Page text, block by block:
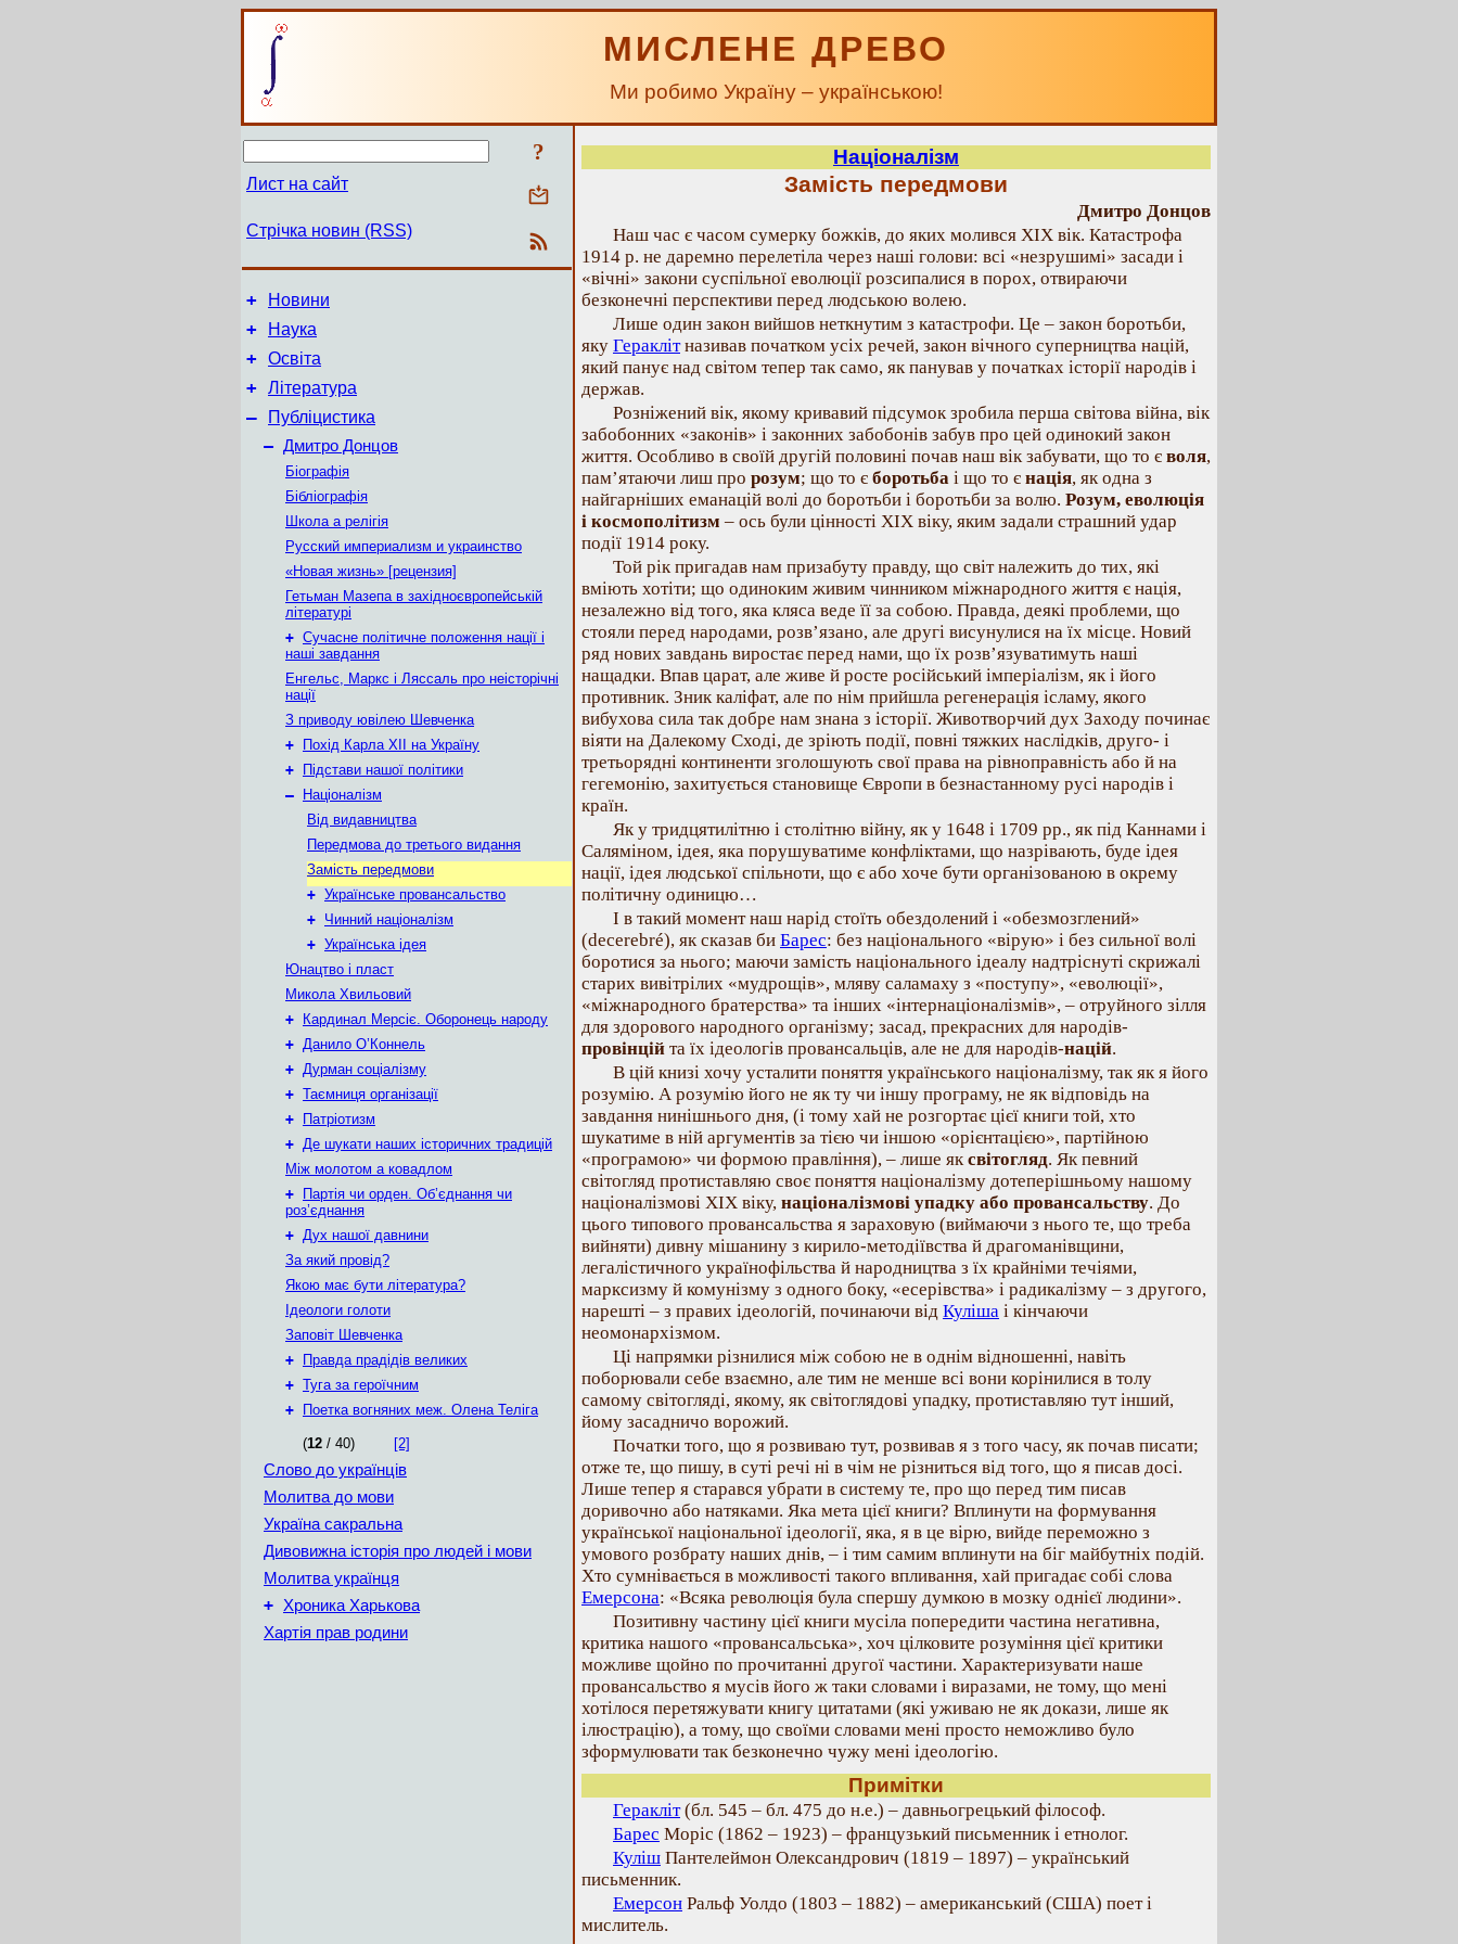
МИСЛЕНЕ ДРЕВО
Ми робимо Україну – українською!
?
Лист на сайт
Стрічка новин (RSS)
+ Новини
+ Наука
+ Освіта
+ Література
–
Публіцистика
– Дмитро Донцов
Біографія
Бібліографія
Школа а релігія
Русский империализм и украинство
«Новая жизнь» [рецензия]
Гетьман Мазепа в західноєвропейській
літературі
+ Сучасне політичне положення нації і
наші завдання
Енгельс, Маркс і Ляссаль про неісторічні
нації
З приводу ювілею Шевченка
+
Похід Карла ХII на Україну
+
Підстави нашої політики
–
Націоналізм
Від видавництва
Передмова до третього видання
Замість передмови
+ Українське провансальство
+ Чинний націоналізм
+ Українська ідея
Юнацтво і пласт
Микола Хвильовий
+
Кардинал Мерсіє. Оборонець народу
+ Данило О’Коннель
+ Дурман соціалізму
+ Таємниця організації
+
Патріотизм
+ Де шукати наших історичних традицій
Між молотом а ковадлом
+
Партія чи орден. Об’єднання чи
роз’єднання
+ Дух нашої давнини
За який провід?
Якою має бути література?
Ідеологи голоти
Заповіт Шевченка
+
Правда прадідів великих
+ Туга за героїчним
+
Поетка вогняних меж. Олена Теліга
(12 / 40) [2]
Слово до українців
Молитва до мови
Україна сакральна
Дивовижна історія про людей і мови
Молитва українця
+
Хроника Харькова
Хартія прав родини
Націоналізм
Замість передмови
Дмитро Донцов
Наш час є часом сумерку божків, до яких молився XIX вік. Катастрофа
1914 р. не даремно перелетіла через наші голови: всі «незрушимі» засади і
«вічні» закони суспільної еволюції розсипалися в порох, отвираючи
безконечні перспективи перед людською волею.
Лише один закон вийшов неткнутим з катастрофи. Це – закон боротьби,
яку Гераклітназивав початком усіх речей, закон вічного суперництва націй,
який панує над світом тепер так само, як панував у початках історії народів і
держав.
Розніжений вік, якому кривавий підсумок зробила перша світова війна, вік
забобонних «законів» і законних забобонів забув про цей одинокий закон
життя. Особливо в своїй другій половині почав наш вік забувати, що то є воля,
пам’ятаючи лиш про розум; що то є боротьба і що то є нація, як одна з
найгарніших еманацій волі до боротьби і боротьби за волю. Розум, еволюція
і космополітизм – ось були цінності XIX віку, яким задали страшний удар
події 1914 року.
Той рік пригадав нам призабуту правду, що світ належить до тих, які
вміють хотіти; що одиноким живим чинником міжнародного життя є нація,
незалежно від того, яка кляса веде її за собою. Правда, деякі проблеми, що
стояли перед народами, розв’язано, але другі висунулися на їх місце. Новий
ряд нових завдань виростає перед нами, що їх розв’язуватимуть наші
нащадки. Впав царат, але живе й росте російський імперіалізм, як і його
противник. Зник каліфат, але по нім прийшла регенерація ісламу, якого
вибухова сила так добре нам знана з історії. Животворчий дух Заходу починає
віяти на Далекому Сході, де зріють події, повні тяжких наслідків, друго- і
третьорядні континенти зголошують свої права на рівноправність або й на
гегемонію, захитується становище Європи в безнастанному русі народів і
країн.
Як у тридцятилітню і столітню війну, як у 1648 і 1709 рр., як під Каннами і
Саляміном, ідея, яка порушуватиме конфліктами, що назрівають, буде ідея
нації, ідея людської спільноти, що є або хоче бути організованою в окрему
політичну одиницю…
І в такий момент наш нарід стоїть обездолений і «обезмозглений»
(decerebré), як сказав би Барес: без національного «вірую» і без сильної волі
боротися за нього; маючи замість національного ідеалу надтріснуті скрижалі
старих вивітрілих «мудрощів», мляву саламаху з «поступу», «еволюції»,
«міжнародного братерства» та інших «інтернаціоналізмів», – отруйного зілля
для здорового народного організму; засад, прекрасних для народів-
провінцій та їх ідеологів провансальців, але не для народів-націй.
В цій книзі хочу усталити поняття українського націоналізму, так як я його
розумію. А розумію його не як ту чи іншу програму, не як відповідь на
завдання нинішнього дня, (і тому хай не розгортає цієї книги той, хто
шукатиме в ній аргументів за тією чи іншою «орієнтацією», партійною
«програмою» чи формою правління), – лише яксвітогляд. Як певний
світогляд протиставляю своє поняття націоналізму дотеперішньому нашому
націоналізмові XIX віку, націоналізмові упадку або провансальству. До
цього типового провансальства я зараховую (виймаючи з нього те, що треба
вийняти) дивну мішанину з кирило-методіївства й драгоманівщини,
легалістичного українофільства й народництва з їх крайніми течіями,
марксизму й комунізму з одного боку, «есерівства» і радикалізму – з другого,
нарешті – з правих ідеологій, починаючи від Куліша і кінчаючи
неомонархізмом.
Ці напрямки різнилися між собою не в однім відношенні, навіть
поборювали себе взаємно, але тим не менше всі вони корінилися в толу
самому світогляді, якому, як світоглядові упадку, протиставляю тут інший,
йому засадничо ворожий.
Початки того, що я розвиваю тут, розвивав я з того часу, як почав писати;
отже те, що пишу, в суті речі ні в чім не різниться від того, що я писав досі.
Лише тепер я старався убрати в систему те, про що перед тим писав
доривочно або натяками. Яка мета цієї книги? Вплинути на формування
української національної ідеології, яка, я в це вірю, вийде переможно з
умового розбрату наших днів, – і тим самим вплинути на біг майбутніх подій.
Хто сумнівається в можливості такого впливання, хай пригадає собі слова
Емерсона: «Всяка революція була спершу думкою в мозку однієї людини».
Позитивну частину цієї книги мусіла попередити частина негативна,
критика нашого «провансальська», хоч цілковите розуміння цієї критики
можливе щойно по прочитанні другої частини. Характеризувати наше
провансальство я мусів його ж таки словами і виразами, не тому, що мені
хотілося перетяжувати книгу цитатами (які уживаю не як докази, лише як
ілюстрацію), а тому, що своїми словами мені просто неможливо було
зформулювати так безконечно чужу мені ідеологію.
Примітки
Геракліт(бл. 545 – бл. 475 до н.е.) – давньогрецький філософ.
Барес Моріс (1862 – 1923) – французький письменник і етнолог.
Куліш Пантелеймон Олександрович (1819 – 1897) – український
письменник.
Емерсон Ральф Уолдо (1803 – 1882) – американський (США) поет і
мислитель.